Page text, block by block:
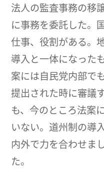
法人の監査事務の移
に事務を委託した。
仕事、役割がある。
導入と一体になった
案には自民党内部で
提出された時に審議
も、今のところ法案
いない。道州制の導
内外で力を合わせま
た。